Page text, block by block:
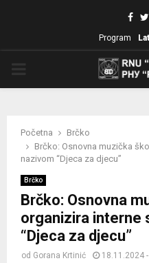
Program
Početna
Brčko
Brčko: Osnovna muzička
nazivom “Djeca za djecu”
Brčko
Brčko: Osnovna
organizira interne
“Djeca za djecu”
od Gorana Krtinić 18.11.2024 -